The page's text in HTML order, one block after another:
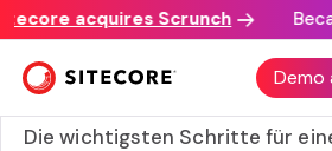
acquires Scrunch
Demo
Leitfaden zur Migration von
Systemen
Die wichtigsten Schritte für